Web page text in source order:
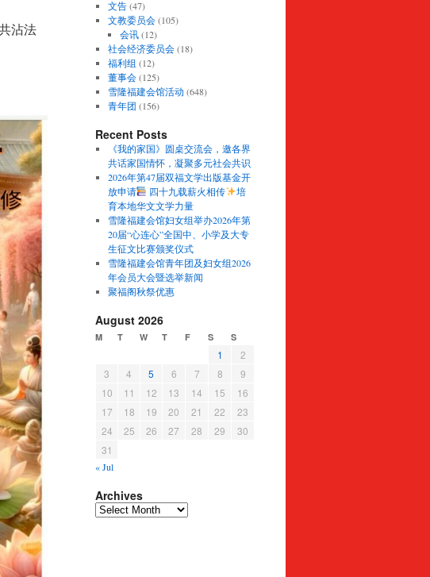
沾法
文告(47)
文教委员会(105)
会讯(12)
社会经济委员会(18)
福利组 (12)
董事会(125)
雪隆福建会馆活动 (648)
青年团 (156)
Recent Posts
《我的家国》圆桌交流会，邀各界
共话家国情怀，凝聚多元社会共识
2026年第47届双福文学出版基金开
放申请
四十九载薪火相传
培
育本地华文文学力量
雪隆福建会馆妇女组举办2026年第
20届“心连心”全国中、小学及大专
生征文比赛颁奖仪式
雪隆福建会馆青年团及妇女组2026
年会员大会暨选举新闻
聚福阁秋祭优惠
August 2026
M T W T F S S
1
2
3
4 5 6 7 8
9
10
11 12 13 14 15
16
17
18 19 20 21 22
23
24
25 26 27 28 29
30
31
« Jul
Archives
Archives